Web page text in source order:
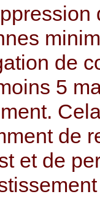
de
5
de
et de